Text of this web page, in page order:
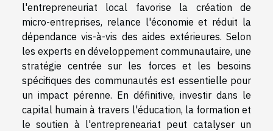
l'entrepreneuriat local favorise la création de
micro-entreprises, relance l'économie et réduit la
dépendance vis-à-vis des aides extérieures. Selon
les experts en développement communautaire, une
stratégie centrée sur les forces et les besoins
spécifiques des communautés est essentielle pour
un impact pérenne. En définitive, investir dans le
capital humain à travers l'éducation, la formation et
le soutien à l'entrepreneariat peut catalyser un